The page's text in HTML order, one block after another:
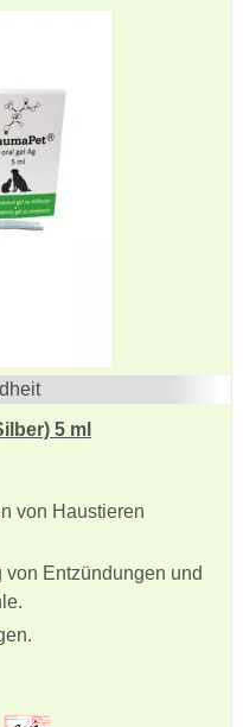
5 ml
von Haustieren
Entzündungen und